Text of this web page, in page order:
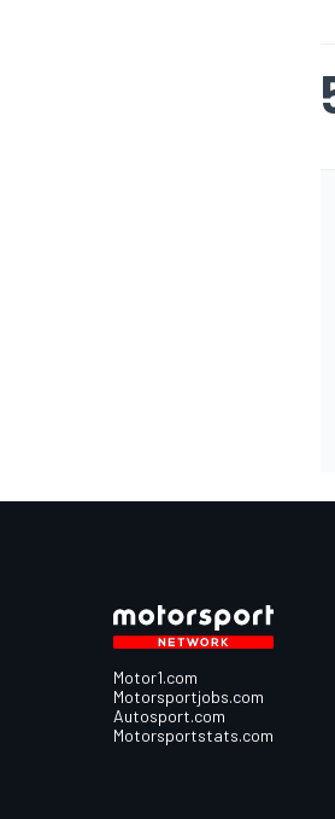
Motor1.com
Motorsportjobs.com
Autosport.com
Motorsportstats.com